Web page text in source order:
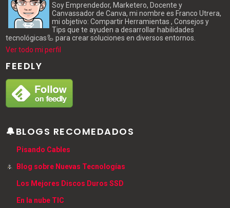
Soy Emprendedor, Marketero, Docente y
Canvassador de Canva, mi nombre es Franco Utrera,
mi objetivo: Compartir Herramientas , Consejos y
Tips que te ayuden a desarrollar habilidades
tecnológicas🦾 para crear soluciones en diversos entornos.
Ver todo mi perfil
FEEDLY
🔔BLOGS RECOMEDADOS
Pisando Cables
Blog sobre Nuevas Tecnologías
Los Mejores Discos Duros SSD
En la nube TIC